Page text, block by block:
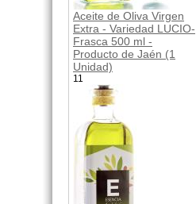
Aceite de Oliva Virgen
Extra - Variedad LUCIO-
Frasca 500 ml -
Producto de Jaén (1
Unidad)
11